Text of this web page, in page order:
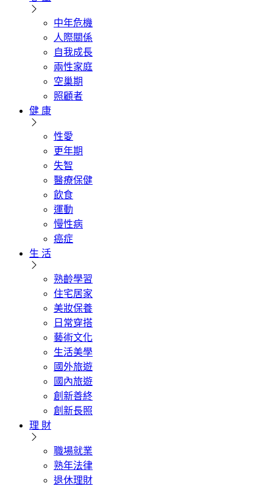
中年危機
人際關係
自我成長
兩性家庭
空巢期
照顧者
健 康
性愛
更年期
失智
醫療保健
飲食
運動
慢性病
癌症
生 活
熟齡學習
住宅居家
美妝保養
日常穿搭
藝術文化
生活美學
國外旅遊
國內旅遊
創新善終
創新長照
理 財
職場就業
熟年法律
退休理財